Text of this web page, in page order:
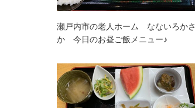
瀬戸内市の老人ホーム なないろかさ
か 今日のお昼ご飯メニュー♪